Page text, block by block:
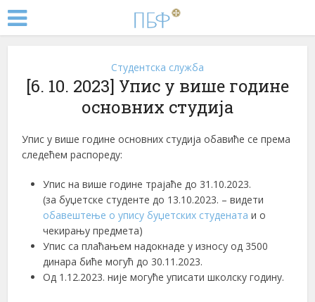
Студентска служба
[6. 10. 2023] Упис у више године
основних студија
Упис у више године основних студија обавиће се према
следећем распореду:
Упис на више године трајаћe до 31.10.2023.
(за буџетске студенте до 13.10.2023. – видети
обавештење о упису буџетских студената и о
чекирању предмета)
Упис са плаћањем надокнаде у износу од 3500
динара биће могућ до 30.11.2023.
Од 1.12.2023. није могуће уписати школску годину.